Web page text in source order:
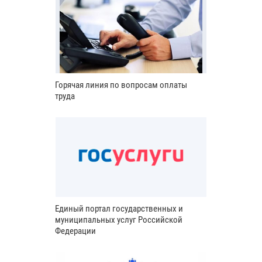
Горячая линия по вопросам оплаты
труда
Единый портал государственных и
муниципальных услуг Российской
Федерации